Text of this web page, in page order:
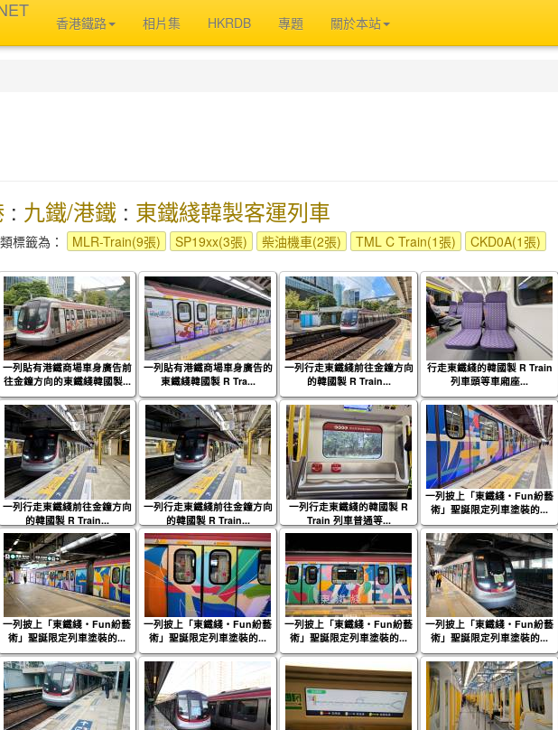
香港鐵路 相片集 HKRDB 專題 關於本站
: 九鐵/港鐵 : 東鐵綫韓製客運列車
標籤為： MLR-Train(9張) SP19xx(3張) 柴油機車(2張) TML C Train(1張)
CKD0A(1張)
一列貼有港鐵商場車身廣告前
往金鐘方向的東鐵綫韓國製...
一列貼有港鐵商場車身廣告的
東鐵綫韓國製 R Tra...
一列行走東鐵綫前往金鐘方向
的韓國製 R Train...
行走東鐵綫的韓國製 R Train
列車頭等車廂座...
一列行走東鐵綫前往金鐘方向
的韓國製 R Train...
一列行走東鐵綫前往金鐘方向
的韓國製 R Train...
一列行走東鐵綫的韓國製 R
Train 列車普通等...
一列披上「東鐵綫‧Fun紛藝
術」聖誕限定列車塗裝的...
一列披上「東鐵綫‧Fun紛藝
術」聖誕限定列車塗裝的...
一列披上「東鐵綫‧Fun紛藝
術」聖誕限定列車塗裝的...
一列披上「東鐵綫‧Fun紛藝
術」聖誕限定列車塗裝的...
一列披上「東鐵綫‧Fun紛藝
術」聖誕限定列車塗裝的...